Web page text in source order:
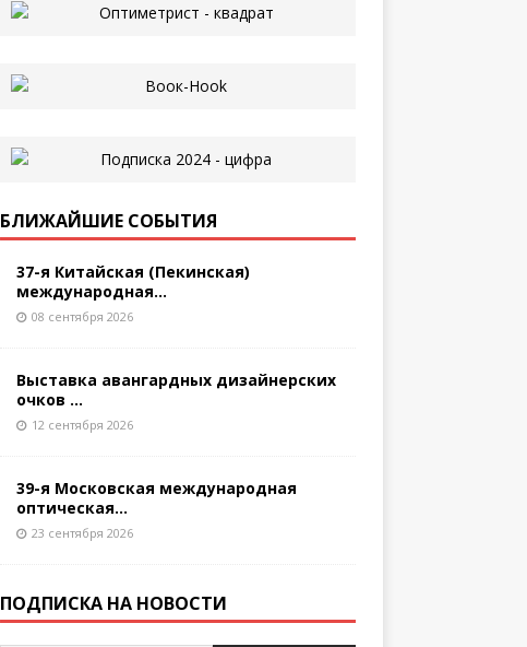
БЛИЖАЙШИЕ СОБЫТИЯ
37-я Китайская (Пекинская)
международная...
08 сентября 2026
Выставка авангардных дизайнерских
очков ...
12 сентября 2026
39-я Московская международная
оптическая...
23 сентября 2026
ПОДПИСКА НА НОВОСТИ